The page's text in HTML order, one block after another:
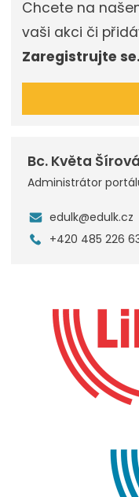
Chcete na
vaši akci či
Zaregistrujte se.
Bc. Květa Šírová
Administrátor
edulk@edulk.cz
+420 485 226